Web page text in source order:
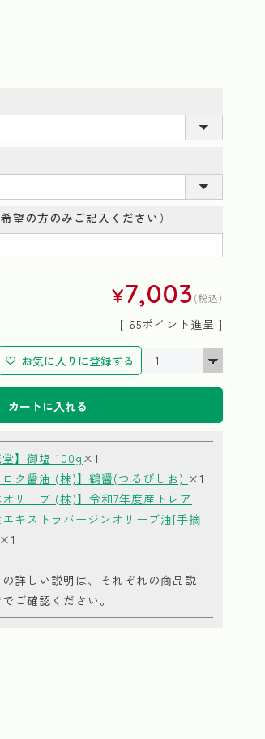
望の方のみご記入ください）
¥7,003 税込
[ 65ポイント進呈 ]
お気に入りに登録する
カートに入れる
堂】御塩 100g×1
ロク醤油 (株)】鶴醤(つるびしお) ×1
オリーブ (株)】令和7年度産トレア
キストラバージンオリーブ油[手摘
×1
詳しい説明は、それぞれの商品説
ご確認ください。